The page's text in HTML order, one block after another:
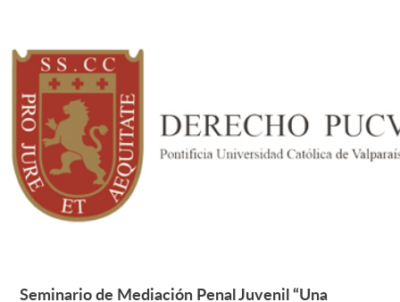
Seminario de Mediación Penal Juvenil “Una